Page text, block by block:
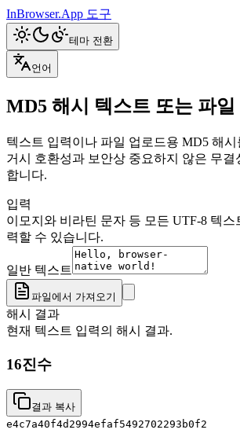
InBrowser.App 도구
테마 전환
언어
MD5 해시 텍스트 또는 파일
텍스트 입력이나 파일 업로드용 MD5 해시
거시 호환성과 보안상 중요하지 않은 무
합니다.
입력
이모지와 비라틴 문자 등 모든 UTF-8 텍스
력할 수 있습니다.
일반 텍스트
파일에서 가져오기
해시 결과
현재 텍스트 입력의 해시 결과.
16진수
결과 복사
e4c7a40f4d2994efaf5492702293b0f2